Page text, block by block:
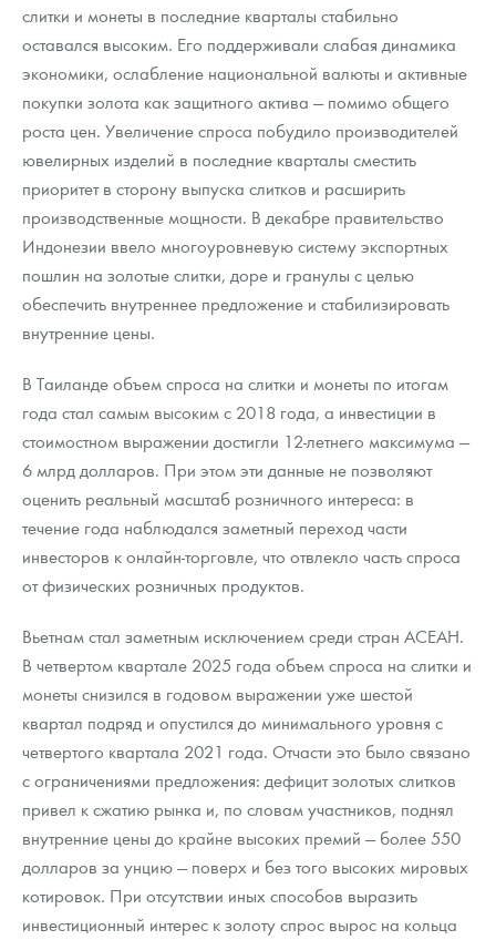
слитки и монеты в последние кварталы стабильно
оставался высоким. Его поддерживали слабая динамика
экономики, ослабление национальной валюты и активные
покупки золота как защитного актива — помимо общего
роста цен. Увеличение спроса побудило производителей
ювелирных изделий в последние кварталы сместить
приоритет в сторону выпуска слитков и расширить
производственные мощности. В декабре правительство
Индонезии ввело многоуровневую систему экспортных
пошлин на золотые слитки, доре и гранулы с целью
обеспечить внутреннее предложение и стабилизировать
внутренние цены.
В Таиланде объем спроса на слитки и монеты по итогам
года стал самым высоким с 2018 года, а инвестиции в
стоимостном выражении достигли 12-летнего максимума —
6 млрд долларов. При этом эти данные не позволяют
оценить реальный масштаб розничного интереса: в
течение года наблюдался заметный переход части
инвесторов к онлайн-торговле, что отвлекло часть спроса
от физических розничных продуктов.
Вьетнам стал заметным исключением среди стран АСЕАН.
В четвертом квартале 2025 года объем спроса на слитки и
монеты снизился в годовом выражении уже шестой
квартал подряд и опустился до минимального уровня с
четвертого квартала 2021 года. Отчасти это было связано
с ограничениями предложения: дефицит золотых слитков
привел к сжатию рынка и, по словам участников, поднял
внутренние цены до крайне высоких премий — более 550
долларов за унцию — поверх и без того высоких мировых
котировок. При отсутствии иных способов выразить
инвестиционный интерес к золоту спрос вырос на кольца